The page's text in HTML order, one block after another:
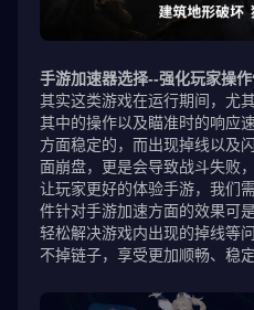
手游加速器选择--强化玩家操
其实这类游戏在运行期间，尤
其中的操作以及瞄准时的响应
方面稳定的，而出现掉线以及
面崩盘，更是会导致战斗失败
让玩家更好的体验手游，我们
件针对手游加速方面的效果可
轻松解决游戏内出现的掉线等
不掉链子，享受更加顺畅、稳